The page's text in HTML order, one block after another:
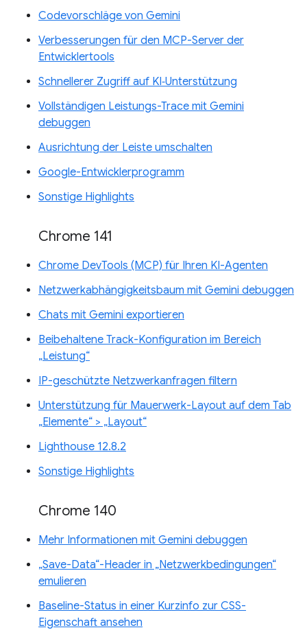
Codevorschläge von Gemini
Verbesserungen für den MCP-Server der
Entwicklertools
Schnellerer Zugriff auf KI‑Unterstützung
Vollständigen Leistungs-Trace mit Gemini
debuggen
Ausrichtung der Leiste umschalten
Google-Entwicklerprogramm
Sonstige Highlights
Chrome 141
Chrome DevTools (MCP) für Ihren KI-Agenten
Netzwerkabhängigkeitsbaum mit Gemini debuggen
Chats mit Gemini exportieren
Beibehaltene Track-Konfiguration im Bereich
„Leistung“
IP-geschützte Netzwerkanfragen filtern
Unterstützung für Mauerwerk-Layout auf dem Tab
„Elemente“ > „Layout“
Lighthouse 12.8.2
Sonstige Highlights
Chrome 140
Mehr Informationen mit Gemini debuggen
„Save-Data“-Header in „Netzwerkbedingungen“
emulieren
Baseline-Status in einer Kurzinfo zur CSS-
Eigenschaft ansehen